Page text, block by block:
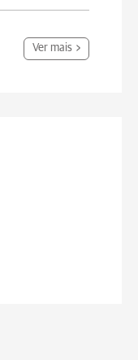
Ver mais